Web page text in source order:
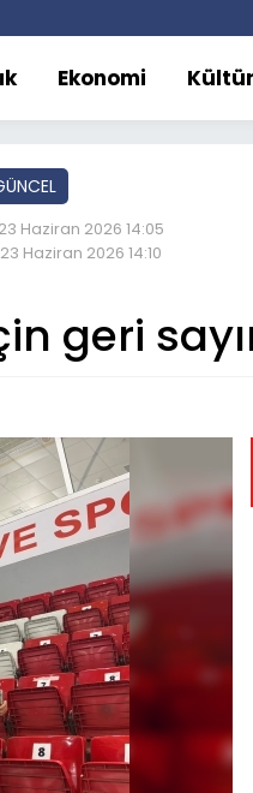
Ekonomi
Haziran 2026 14:05
Haziran 2026 14:10
geri